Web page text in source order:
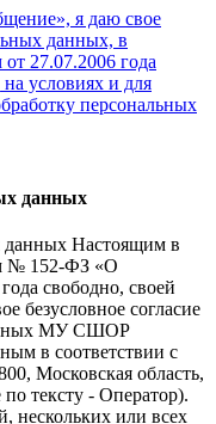
я даю свое
данных, в
27.07.2006 года
условиях и для
персональных
данных
данных Настоящим в
№ 152-ФЗ «О
свободно, своей
безусловное согласие
МУ СШОР
в соответствии с
Московская область,
тексту - Оператор).
нескольких или всех